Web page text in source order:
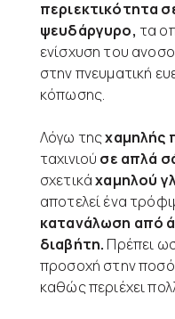
περιεκτικότητα
ψευδάργυρο, τα
ενίσχυση του
στην πνευματική
κόπωσης.
Λόγω τηςχαμηλής
ταχινιού σε απλά
σχετικάχαμηλού
αποτελεί ένα
κατανάλωση από
διαβήτη. Πρέπει
προσοχή στην
καθώς περιέχει